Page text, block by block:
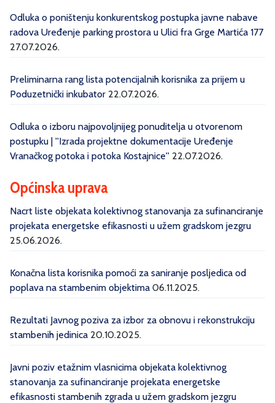
Odluka o poništenju konkurentskog postupka javne nabave
radova Uređenje parking prostora u Ulici fra Grge Martića 177
27.07.2026.
Preliminarna rang lista potencijalnih korisnika za prijem u
Poduzetnički inkubator 22.07.2026.
Odluka o izboru najpovoljnijeg ponuditelja u otvorenom
postupku | ''Izrada projektne dokumentacije Uređenje
Vranačkog potoka i potoka Kostajnice'' 22.07.2026.
Općinska uprava
Nacrt liste objekata kolektivnog stanovanja za sufinanciranje
projekata energetske efikasnosti u užem gradskom jezgru
25.06.2026.
Konačna lista korisnika pomoći za saniranje posljedica od
poplava na stambenim objektima 06.11.2025.
Rezultati Javnog poziva za izbor za obnovu i rekonstrukciju
stambenih jedinica 20.10.2025.
Javni poziv etažnim vlasnicima objekata kolektivnog
stanovanja za sufinanciranje projekata energetske
efikasnosti stambenih zgrada u užem gradskom jezgru